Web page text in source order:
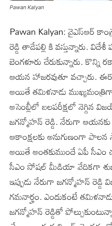
Pawan Kalyan
Pawan Kalyan: వైఎస్ఆర్
రెడ్డి తాడేపల్లి కి వస్తున్నారు.
బెంగళూరు చేరుకున్నారు.
ఆయన హాజరవుతూ వచ్చారు.
అయితే తమిళనాడు
అసెంబ్లీలో బలపరీక్షలో నెగ్గిన
జగన్మోహన్ రెడ్డి. నేరుగా
ఆకాంక్షలకు అనుగుణంగా
అయితే అంతకుముందే ఏపీ సీఎం
సీఎం సోషల్ మీడియా వేదికగా
ఇప్పుడు నేరుగా జగన్మోహన్
గమనార్హం. ఎందుకంటే
జగన్మోహన్ రెడ్డితో